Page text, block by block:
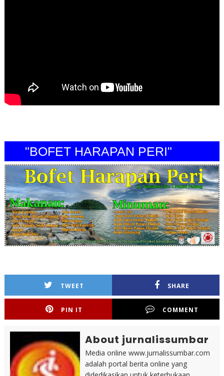
"BOFET HARAPAN PERI"
TWEET SHARE
PIN IT COMMENT
About jurnalissumbar
Media online www.jurnalissumbar.com
adalah portal berita online yang